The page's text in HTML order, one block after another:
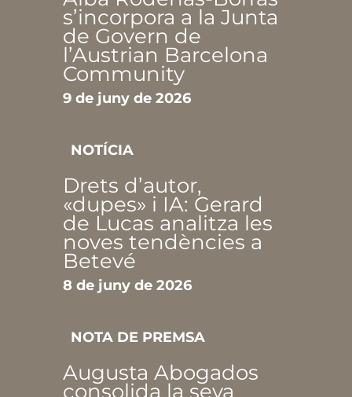
s’incorpora a la Junta
de Govern de
l’Austrian Barcelona
Community
9 de juny de 2026
NOTÍCIA
Drets d’autor,
«dupes» i IA: Gerard
de Lucas analitza les
noves tendències a
Betevé
8 de juny de 2026
NOTA DE PREMSA
Augusta Abogados
consolida la seva